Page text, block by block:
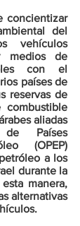
concientizar
del
vehículos
medios de
con el
países de
reservas de
aliadas
Países
(OPEP)
a los
durante la
manera,
alternativas